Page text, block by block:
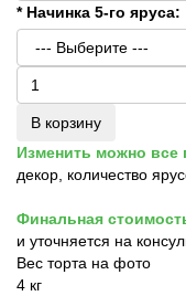
* Начинка 5-го яруса:
В корзину
Изменить можно все
декор, количество
Финальная
и уточняется на
Вес торта на фото
4 кг